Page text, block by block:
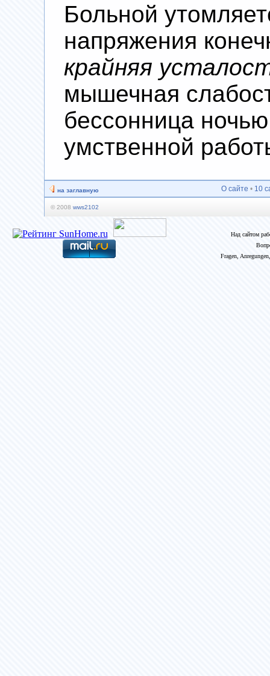
Больной
напряжения
крайняя
мышечная
бессонница
умственной
на заглавную О сайте • 10
© 2008 wws2102
Над сайтом
Fragen,